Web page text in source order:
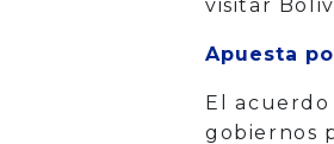
visitar
Apuesta
El
gobiernos